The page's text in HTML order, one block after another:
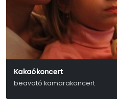
Kakaókoncert
beavató kamarakoncert